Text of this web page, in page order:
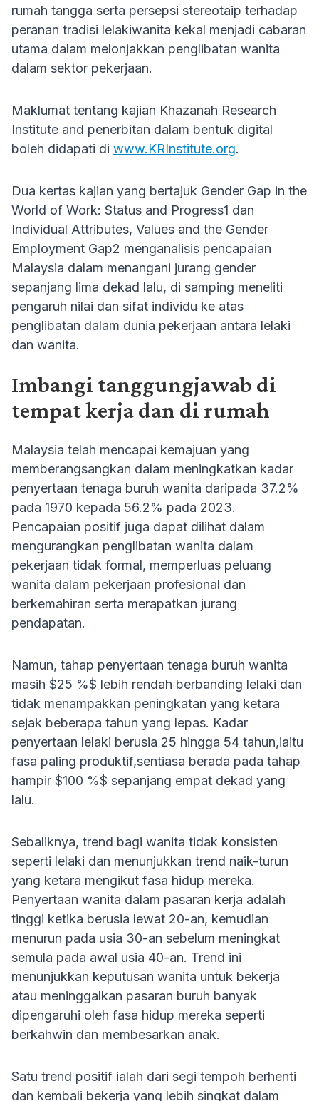
rumah tangga serta persepsi stereotaip terhadap
peranan tradisi lelakiwanita kekal menjadi cabaran
utama dalam melonjakkan penglibatan wanita
dalam sektor pekerjaan.
Maklumat tentang kajian Khazanah Research
Institute and penerbitan dalam bentuk digital
boleh didapati di www.KRInstitute.org.
Dua kertas kajian yang bertajuk Gender Gap in the
World of Work: Status and Progress1 dan
Individual Attributes, Values and the Gender
Employment Gap2 menganalisis pencapaian
Malaysia dalam menangani jurang gender
sepanjang lima dekad lalu, di samping meneliti
pengaruh nilai dan sifat individu ke atas
penglibatan dalam dunia pekerjaan antara lelaki
dan wanita.
Imbangi tanggungjawab di
tempat kerja dan di rumah
Malaysia telah mencapai kemajuan yang
memberangsangkan dalam meningkatkan kadar
penyertaan tenaga buruh wanita daripada 37.2%
pada 1970 kepada 56.2% pada 2023.
Pencapaian positif juga dapat dilihat dalam
mengurangkan penglibatan wanita dalam
pekerjaan tidak formal, memperluas peluang
wanita dalam pekerjaan profesional dan
berkemahiran serta merapatkan jurang
pendapatan.
Namun, tahap penyertaan tenaga buruh wanita
masih $25 %$ lebih rendah berbanding lelaki dan
tidak menampakkan peningkatan yang ketara
sejak beberapa tahun yang lepas. Kadar
penyertaan lelaki berusia 25 hingga 54 tahun,iaitu
fasa paling produktif,sentiasa berada pada tahap
hampir $100 %$ sepanjang empat dekad yang
lalu.
Sebaliknya, trend bagi wanita tidak konsisten
seperti lelaki dan menunjukkan trend naik-turun
yang ketara mengikut fasa hidup mereka.
Penyertaan wanita dalam pasaran kerja adalah
tinggi ketika berusia lewat 20-an, kemudian
menurun pada usia 30-an sebelum meningkat
semula pada awal usia 40-an. Trend ini
menunjukkan keputusan wanita untuk bekerja
atau meninggalkan pasaran buruh banyak
dipengaruhi oleh fasa hidup mereka seperti
berkahwin dan membesarkan anak.
Satu trend positif ialah dari segi tempoh berhenti
dan kembali bekerja yang lebih singkat dalam